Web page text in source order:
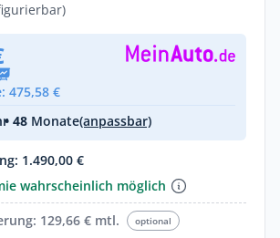
475,58 €
• 48 Monate(anpassbar)
1.490,00 €
wahrscheinlich möglich
129,66 € mtl.
optional